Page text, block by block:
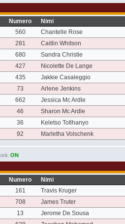
Numero Nimi
560 Chantelle Rose
281 Caitlin Whitson
680 Sandra Christie
427 Nicolette De Lange
435 Jakkie Casaleggio
73 Arlene Jenkins
662 Jessica Mc Ardle
46 Sharon Mc Ardle
36 Keletso Totlhanyo
92 Marletha Volschenk
ON
Numero Nimi
161 Travis Kruger
708 James Truter
13 Jerome De Sousa